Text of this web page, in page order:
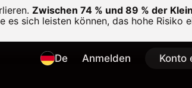
Zwischen 74 % und 89 % der
sich leisten können, das hohe Risiko
De Anmelden Konto